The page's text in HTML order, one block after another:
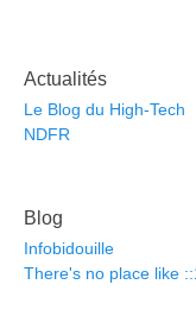
Actualités
Le Blog du High-Tech
NDFR
Blog
Infobidouille
There's no place like